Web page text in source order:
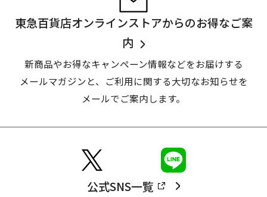
東急百貨店オンラインストアからのお得なご案
内
新商品やお得なキャンペーン情報などをお届けする
メールマガジンと、
ご利用に関する大切なお知らせを
メールでご案内します。
公式SNS一覧